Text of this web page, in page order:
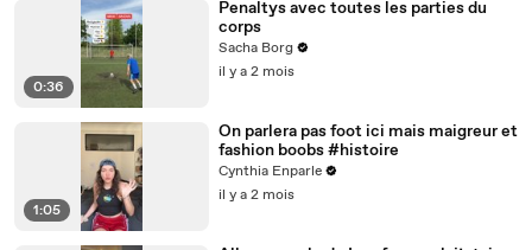
0:36
Penaltys avec toutes les parties du
corps
Sacha Borg
il y a 2 mois
1:05
On parlera pas foot ici mais maigreur et
fashion boobs #histoire
Cynthia Enparle
il y a 2 mois